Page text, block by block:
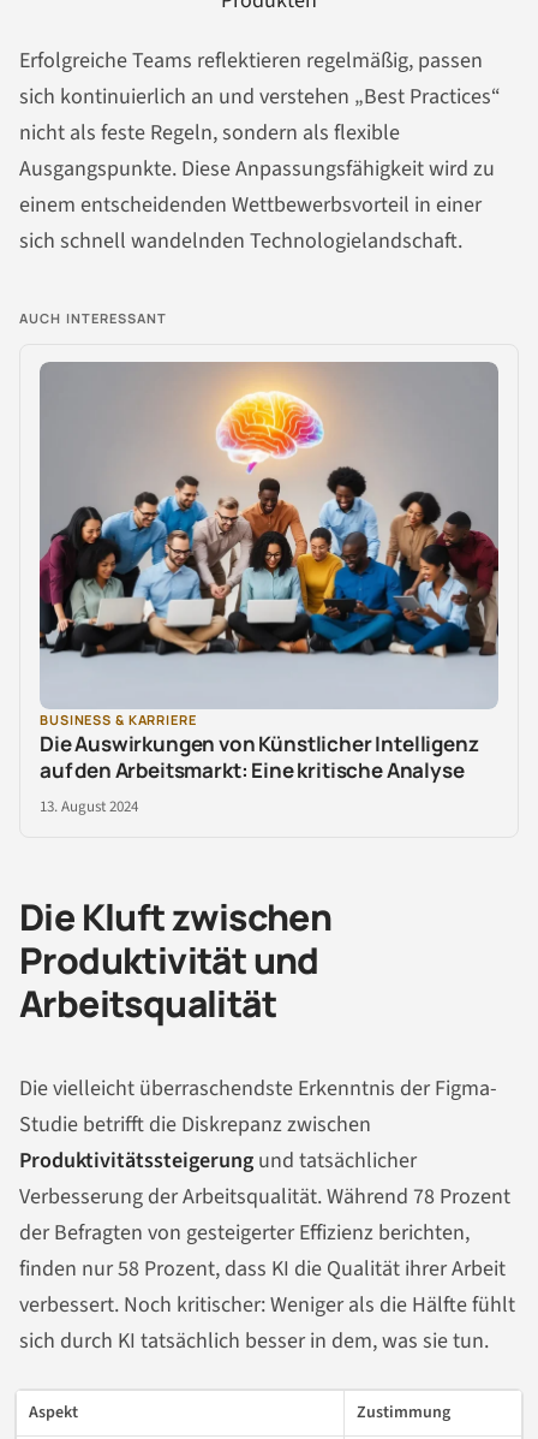
Erfolgreiche Teams reflektieren regelmäßig, passen
sich kontinuierlich an und verstehen „Best Practices“
nicht als feste Regeln, sondern als flexible
Ausgangspunkte. Diese Anpassungsfähigkeit wird zu
einem entscheidenden Wettbewerbsvorteil in einer
sich schnell wandelnden Technologielandschaft.
AUCH INTERESSANT
BUSINESS & KARRIERE
Die Auswirkungen von Künstlicher Intelligenz
auf den Arbeitsmarkt: Eine kritische Analyse
13. August 2024
Die Kluft zwischen
Produktivität und
Arbeitsqualität
Die vielleicht überraschendste Erkenntnis der Figma-
Studie betrifft die Diskrepanz zwischen
Produktivitätssteigerung und tatsächlicher
Verbesserung der Arbeitsqualität. Während 78 Prozent
der Befragten von gesteigerter Effizienz berichten,
finden nur 58 Prozent, dass KI die Qualität ihrer Arbeit
verbessert. Noch kritischer: Weniger als die Hälfte fühlt
sich durch KI tatsächlich besser in dem, was sie tun.
Aspekt Zustimmung